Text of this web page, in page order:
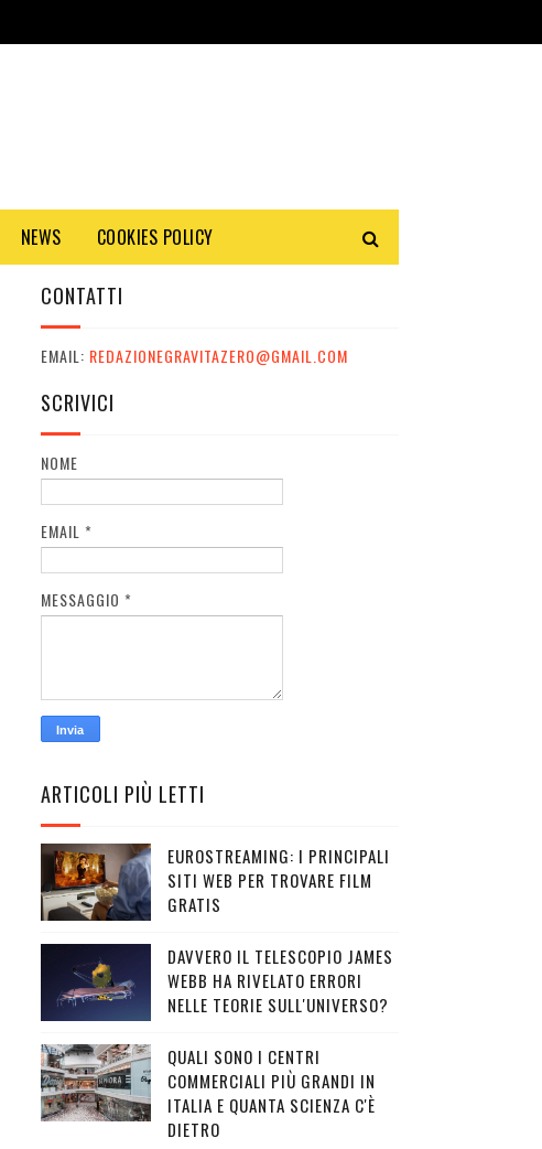
NEWS COOKIES POLICY
CONTATTI
EMAIL: REDAZIONEGRAVITAZERO@GMAIL.COM
SCRIVICI
NOME
EMAIL *
MESSAGGIO *
ARTICOLI PIÙ LETTI
EUROSTREAMING: I PRINCIPALI
SITI WEB PER TROVARE FILM
GRATIS
DAVVERO IL TELESCOPIO JAMES
WEBB HA RIVELATO ERRORI
NELLE TEORIE SULL'UNIVERSO?
QUALI SONO I CENTRI
COMMERCIALI PIÙ GRANDI IN
ITALIA E QUANTA SCIENZA C'È
DIETRO